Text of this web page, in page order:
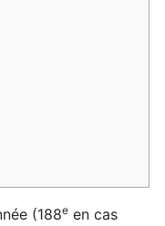
(188e en cas